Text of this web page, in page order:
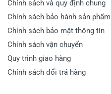
Chính sách và quy định chung
Chính sách bảo hành sản phẩm
Chính sách bảo mật thông tin
Chính sách vận chuyển
Quy trình giao hàng
Chính sách đổi trả hàng